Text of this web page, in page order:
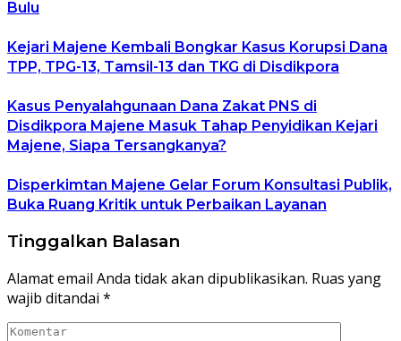
Bulu
Kejari Majene Kembali Bongkar Kasus Korupsi Dana
TPP, TPG-13, Tamsil-13 dan TKG di Disdikpora
Kasus Penyalahgunaan Dana Zakat PNS di
Disdikpora Majene Masuk Tahap Penyidikan Kejari
Majene, Siapa Tersangkanya?
Disperkimtan Majene Gelar Forum Konsultasi Publik,
Buka Ruang Kritik untuk Perbaikan Layanan
Tinggalkan Balasan
Alamat email Anda tidak akan dipublikasikan. Ruas yang
wajib ditandai *